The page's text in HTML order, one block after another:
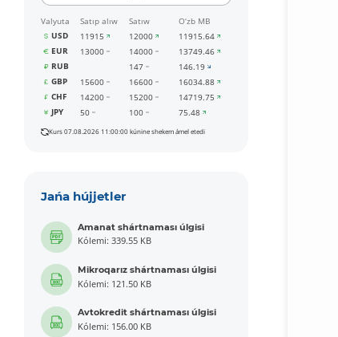
Valyuta Satıp alıw Satıw
O‘zb MB
USD
11915 12000
11915.64
EUR
13000 14000
13749.46
RUB
147
146.19
GBP
15600 16600
16034.88
CHF
14200 15200
14719.75
JPY
50 100 75.48
Kurs 07.08.2026 11:00:00 kúnine shekem ámel etedi
Jańa hújjetler
Amanat shártnaması úlgisi
Kólemi: 339.55 KB
Mikroqarız shártnaması úlgisi
Kólemi: 121.50 KB
Avtokredit shártnaması úlgisi
Kólemi: 156.00 KB